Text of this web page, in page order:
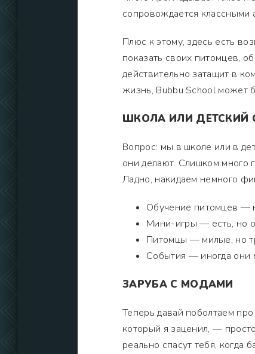
сопровождается классными
Плюс к этому, здесь есть
показать своих питомцев,
действительно затащит в
жизнь, Bubbu School может
ШКОЛА ИЛИ ДЕТСКИЙ
Вопрос: мы в школе или в
они делают. Слишком много
Ладно, накидаем немного
Обучение питомцев —
Мини-игры — есть, но
Питомцы — милые, но
События — иногда они
ЗАРУБА С МОДАМИ
Теперь давай поболтаем
который я заценил, —
реально спасут тебя, когда